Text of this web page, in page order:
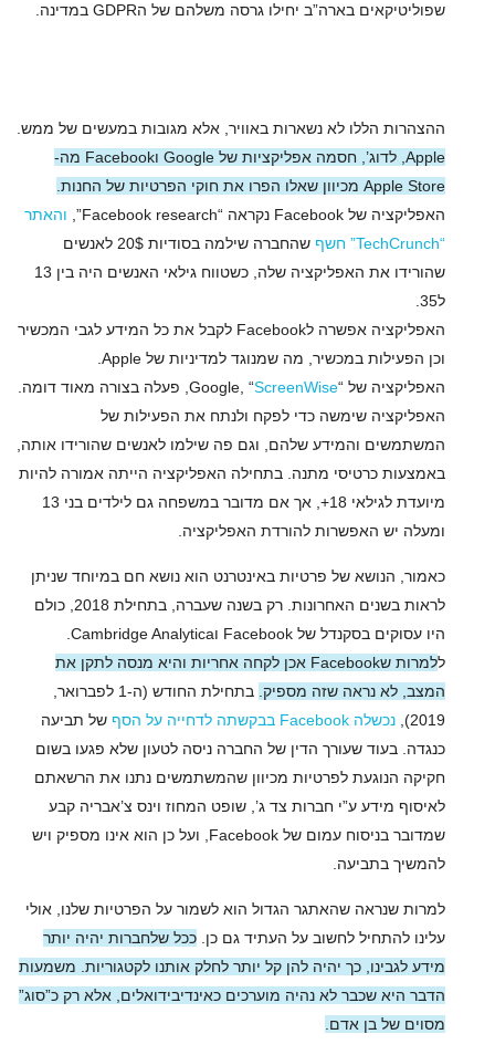
שפוליטיקאים בארה”ב יחילו גרסה משלהם של הGDPR במדינה.
ההצהרות הללו לא נשארות באוויר, אלא מגובות במעשים של ממש.
Apple, לדוג’, חסמה אפליקציות של Google וFacebook מה-
Apple Store מכיוון שאלו הפרו את חוקי הפרטיות של החנות.
האפליקציה של Facebook נקראה “Facebook research”,
והאתר
“TechCrunch” חשף
שהחברה שילמה בסודיות 20$ לאנשים
שהורידו את האפליקציה שלה, כשטווח גילאי האנשים היה בין 13
ל35.
האפליקציה אפשרה לFacebook לקבל את כל המידע לגבי המכשיר
וכן הפעילות במכשיר, מה שמנוגד למדיניות של Apple.
האפליקציה של “Google, “ScreenWise
, פעלה בצורה מאוד דומה.
האפליקציה שימשה כדי לפקח ולנתח את הפעילות של
המשתמשים והמידע שלהם, וגם פה שילמו לאנשים שהורידו אותה,
באמצעות כרטיסי מתנה. בתחילה האפליקציה הייתה אמורה להיות
מיועדת לגילאי 18+, אך אם מדובר במשפחה גם לילדים בני 13
ומעלה יש האפשרות להורדת האפליקציה.
כאמור, הנושא של פרטיות באינטרנט הוא נושא חם במיוחד שניתן
לראות בשנים האחרונות. רק בשנה שעברה, בתחילת 2018, כולם
ל
למרות שFacebook אכן לקחה אחריות והיא מנסה לתקן את
המצב, לא נראה שזה מספיק.
בתחילת החודש (ה-1 לפברואר,
2019),
נכשלה Facebook בבקשתה לדחייה על הסף
של תביעה
כנגדה. בעוד שעורך הדין של החברה ניסה לטעון שלא פגעו בשום
חקיקה הנוגעת לפרטיות מכיוון שהמשתמשים נתנו את הרשאתם
לאיסוף מידע ע”י חברות צד ג’, שופט המחוז וינס צ’אבריה קבע
שמדובר בניסוח עמום של Facebook, ועל כן הוא אינו מספיק ויש
להמשיך בתביעה.
למרות שנראה שהאתגר הגדול הוא לשמור על הפרטיות שלנו, אולי
עלינו להתחיל לחשוב על העתיד גם כן. ככל שלחברות יהיה יותר
מידע לגבינו, כך יהיה להן קל יותר לחלק אותנו לקטגוריות. משמעות
הדבר היא שכבר לא נהיה מוערכים כאינדיבידואלים, אלא רק כ”סוג”
מסוים של בן אדם.